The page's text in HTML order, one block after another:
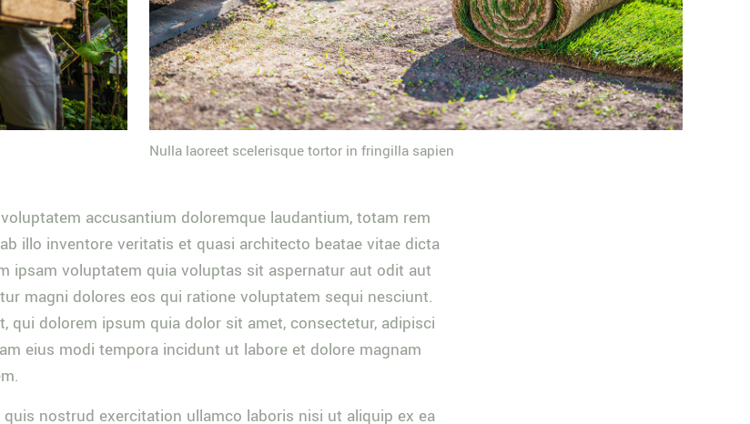
Nulla laoreet scelerisque tortor in fringilla sapien
accusantium doloremque laudantium, totam rem
illo inventore veritatis et quasi architecto beatae vitae dicta
ipsam voluptatem quia voluptas sit aspernatur aut odit aut
magni dolores eos qui ratione voluptatem sequi nesciunt.
qui dolorem ipsum quia dolor sit amet, consectetur, adipisci
eius modi tempora incidunt ut labore et dolore magnam
nostrud exercitation ullamco laboris nisi ut aliquip ex ea